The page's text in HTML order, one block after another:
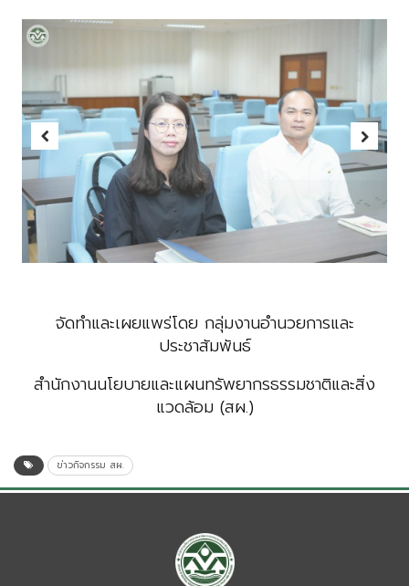
Previous Next
จัดทำและเผยแพร่โดย กลุ่มงานอำนวยการและ
ประชาสัมพันธ์
สำนักงานนโยบายและแผนทรัพยากรธรรมชาติและสิ่ง
แวดล้อม (สผ.)
ข่าวกิจกรรม สผ.